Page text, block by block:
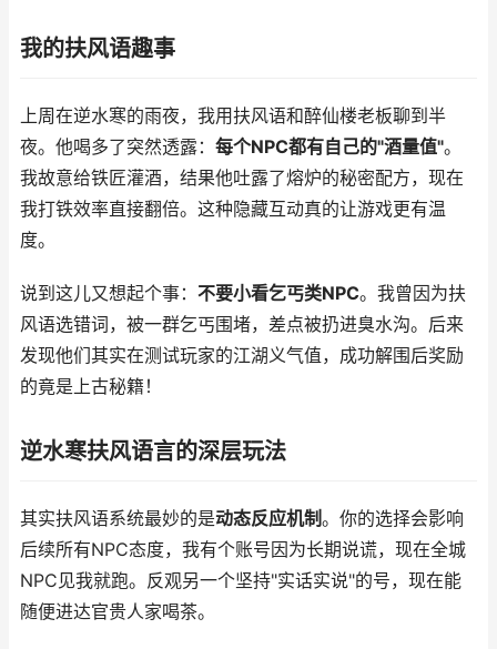
我的扶风语趣事
上周在逆水寒的雨夜，我用扶风语和醉仙楼老板聊到半
夜。他喝多了突然透露： 每个NPC都有自己的"酒量值"。
我故意给铁匠灌酒，结果他吐露了熔炉的秘密配方，现在
我打铁效率直接翻倍。这种隐藏互动真的让游戏更有温
度。
说到这儿又想起个事： 不要小看乞丐类NPC。我曾因为扶
风语选错词，被一群乞丐围堵，差点被扔进臭水沟。后来
发现他们其实在测试玩家的江湖义气值，成功解围后奖励
的竟是上古秘籍！
逆水寒扶风语言的深层玩法
其实扶风语系统最妙的是动态反应机制。你的选择会影响
后续所有NPC态度，我有个账号因为长期说谎，现在全城
NPC见我就跑。反观另一个坚持"实话实说"的号，现在能
随便进达官贵人家喝茶。